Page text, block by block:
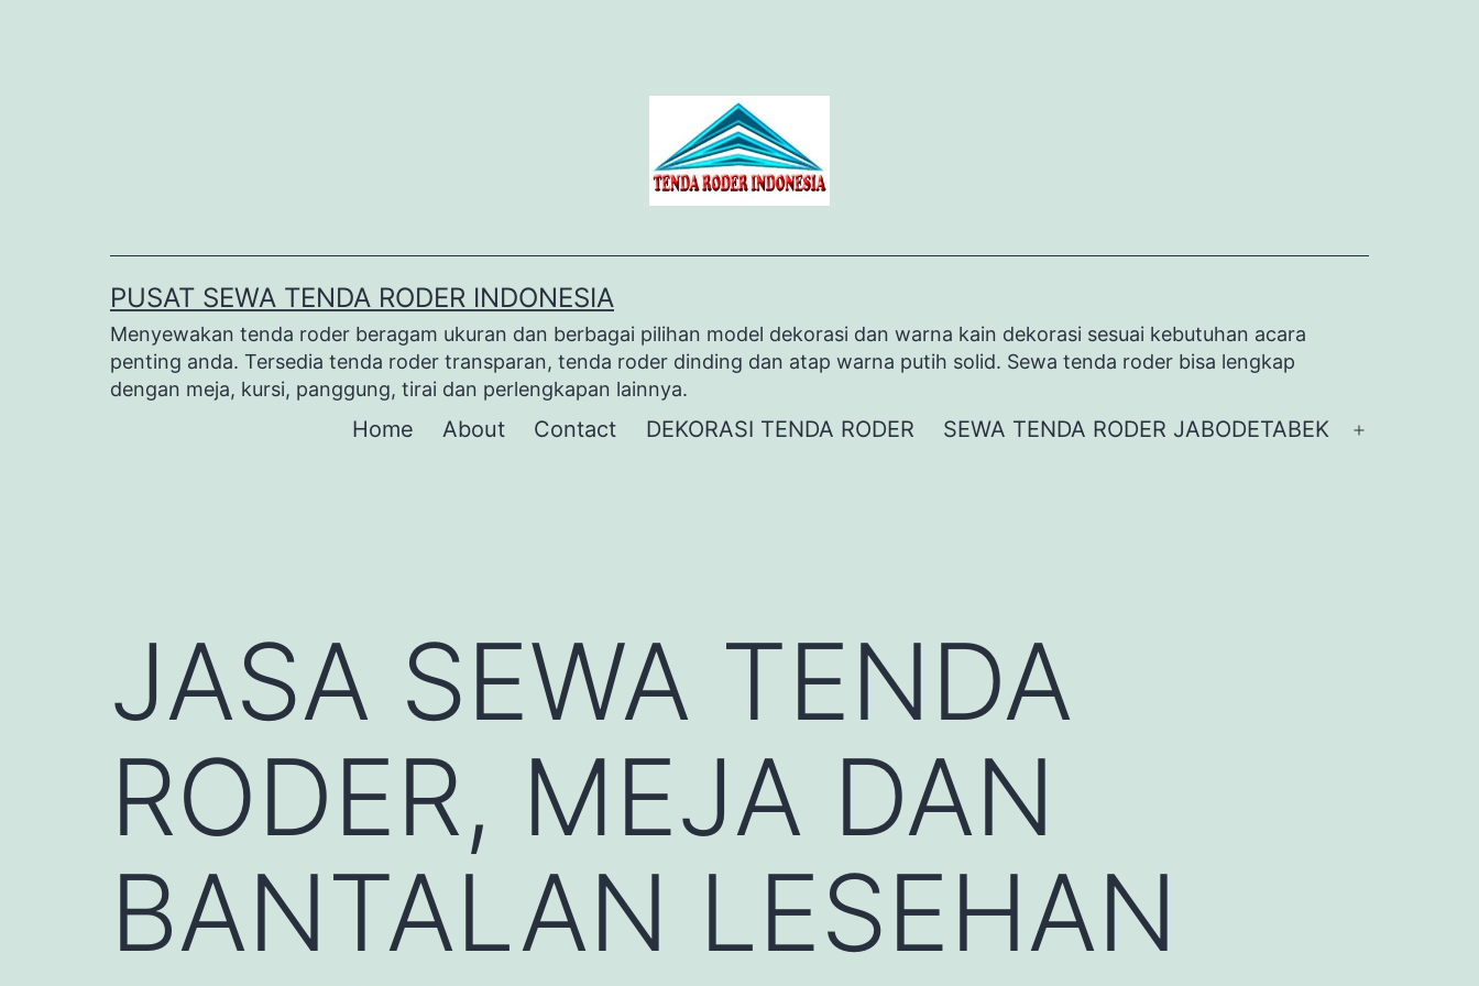
PUSAT SEWA TENDA RODER INDONESIA
Menyewakan tenda roder beragam ukuran dan berbagai pilihan model dekorasi dan warna kain dekorasi sesuai kebutuhan acara
penting anda. Tersedia tenda roder transparan, tenda roder dinding dan atap warna putih solid. Sewa tenda roder bisa lengkap
dengan meja, kursi, panggung, tirai dan perlengkapan lainnya.
Home About Contact DEKORASI TENDA RODER SEWA TENDA RODER JABODETABEK
JASA SEWA TENDA
RODER, MEJA DAN
BANTALAN LESEHAN